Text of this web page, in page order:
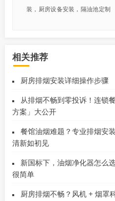
装，厨房设备安装，隔油池定制
相关推荐
厨房排烟安装详细操作步骤
从排烟不畅到零投诉！连锁
方案」大公开
餐馆油烟难题？专业排烟安
清新如初见
新国标下，油烟净化器怎么
很简单​​​
厨房排烟不畅？风机 + 烟罩